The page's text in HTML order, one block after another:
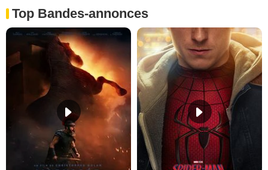
Top Bandes-annonces